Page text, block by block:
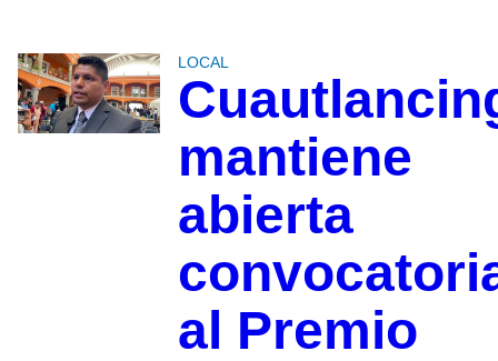
LOCAL
mantiene
abierta
al Premio